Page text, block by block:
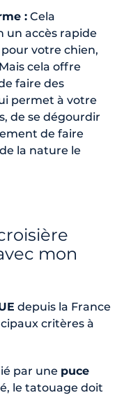
: Cela
un accès rapide
votre chien,
cela offre
faire des
permet à votre
de se dégourdir
de faire
la nature le
mon
depuis la France
critères à
par une puce
le tatouage doit